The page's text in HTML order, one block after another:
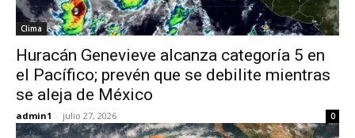
Clima
Huracán Genevieve alcanza categoría 5 en
el Pacífico; prevén que se debilite mientras
se aleja de México
admin1 - julio 27, 2026 0